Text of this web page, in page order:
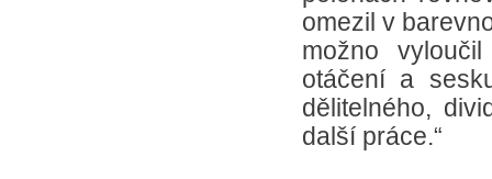
omezil v
možno
otáčení a
dělitelného,
další práce.“